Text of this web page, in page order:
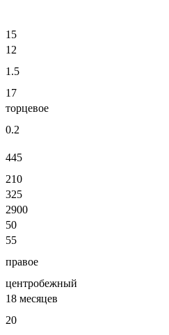
15
12
1.5
17
торцевое
0.2
445
210
325
2900
50
55
правое
центробежный
18 месяцев
20